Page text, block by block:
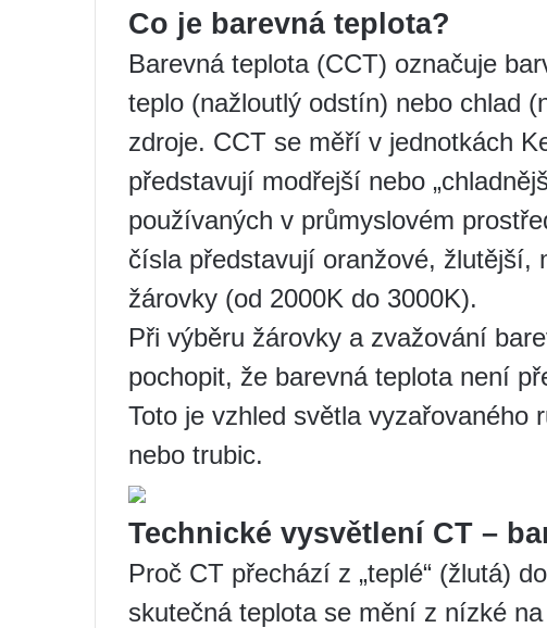
Co je barevná teplota?
Barevná teplota (CCT) označuje
teplo (nažloutlý odstín) nebo chlad
zdroje. CCT se měří v jednotkách
představují modřejší nebo
používaných v průmyslovém
čísla představují oranžové, žlutější,
žárovky (od 2000K do 3000K).
Při výběru žárovky a zvažování
pochopit, že barevná teplota není
Toto je vzhled světla vyzařovaného
nebo trubic.
Technické vysvětlení CT –
Proč CT přechází z „teplé“ (žlutá)
skutečná teplota se mění z nízké